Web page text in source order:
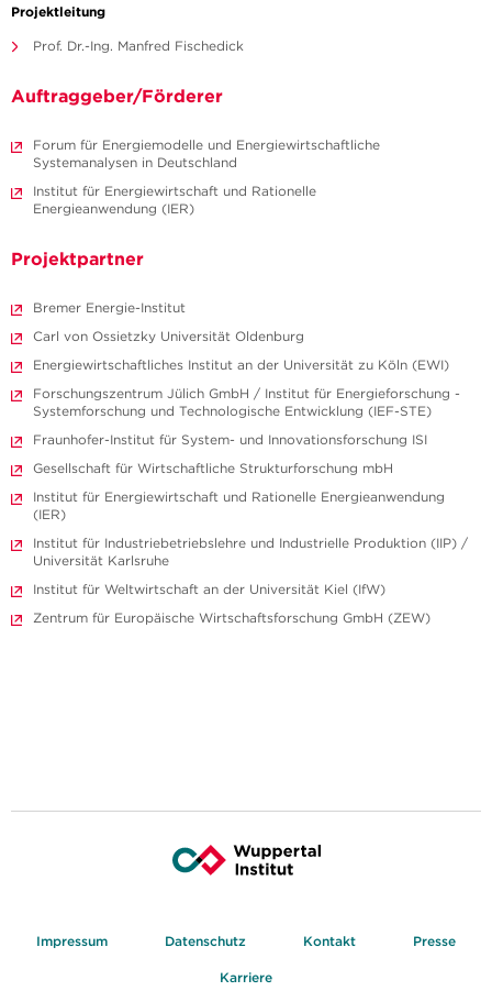
Projektleitung
Prof. Dr.-Ing. Manfred Fischedick
Auftraggeber/Förderer
Forum für Energiemodelle und Energiewirtschaftliche
Systemanalysen in Deutschland
Institut für Energiewirtschaft und Rationelle
Energieanwendung (IER)
Projektpartner
Bremer Energie-Institut
Carl von Ossietzky Universität Oldenburg
Energiewirtschaftliches Institut an der Universität zu Köln (EWI)
Forschungszentrum Jülich GmbH / Institut für Energieforschung -
Systemforschung und Technologische Entwicklung (IEF-STE)
Fraunhofer-Institut für System- und Innovationsforschung ISI
Gesellschaft für Wirtschaftliche Strukturforschung mbH
Institut für Energiewirtschaft und Rationelle Energieanwendung
(IER)
Institut für Industriebetriebslehre und Industrielle Produktion (IIP) /
Universität Karlsruhe
Institut für Weltwirtschaft an der Universität Kiel (IfW)
Zentrum für Europäische Wirtschaftsforschung GmbH (ZEW)
Impressum Datenschutz Kontakt Presse
Karriere